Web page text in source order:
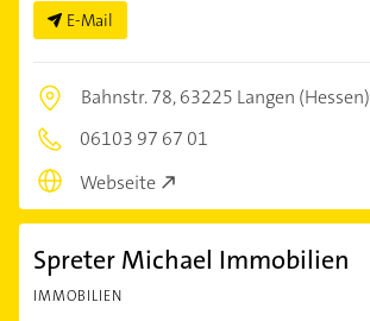
E-Mail
Bahnstr. 78,63225 Langen (Hessen)
06103 97 67 01
Webseite
Spreter Michael Immobilien
IMMOBILIEN